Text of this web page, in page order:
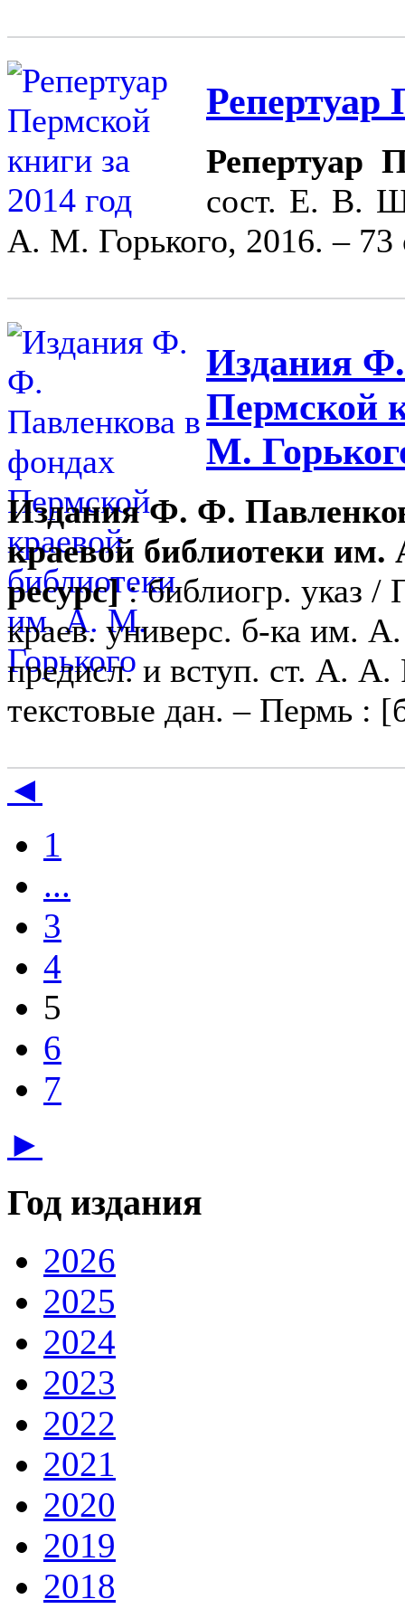
Репертуар
Репертуар
сост. Е. В.
А. М. Горького, 2016. – 73
Издания
Пермской
М.
Издания Ф. Ф.
краевой библиотеки
ресурс]: библиогр. указ /
краев. универс. б-ка им.
предисл. и вступ. ст. А. А.
текстовые дан. – Пермь :
◄
1
...
3
4
5
6
7
►
Год издания
2026
2025
2024
2023
2022
2021
2020
2019
2018